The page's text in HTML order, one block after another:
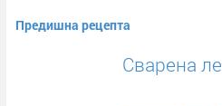
Предишна рецепта
Сварена